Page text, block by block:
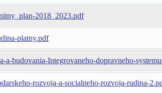
2018_2023.pdf
platny.pdf
a-budovania-Integrovaneho-dopravneho-
rozvoja-a-socialneho-rozvoja-rudina-